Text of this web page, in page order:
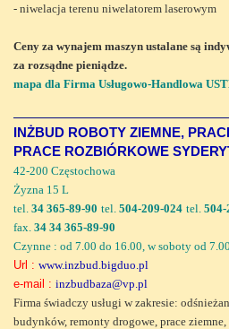
- niwelacja terenu niwelatorem laserowym
Ceny za wynajem maszyn ustalane są
za rozsądne pieniądze.
mapa dla Firma Usługowo-Handlowa
INŻBUD ROBOTY ZIEMNE,
PRACE ROZBIÓRKOWE
42-200 Częstochowa
Żyzna 15 L
tel. 34 365-89-90 tel. 504-209-024 tel. 504-
fax. 34 34 365-89-90
Czynne : od 7.00 do 16.00, w soboty od
Url : www.inzbud.bigduo.pl
e-mail : inzbudbaza@vp.pl
Firma świadczy usługi w zakresie:
budynków, remonty drogowe, prace